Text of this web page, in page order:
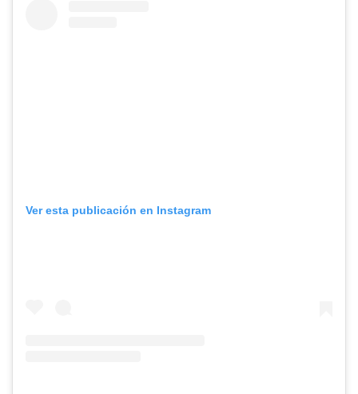
Ver esta publicación en Instagram